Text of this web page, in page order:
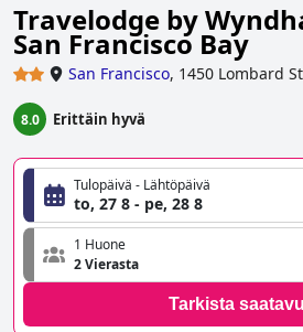
Travelodge by
San Francisco Bay
San Francisco, 1450 Lombard
8.0 Erittäin hyvä
Tulopäivä - Lähtöpäivä
to, 27 8 - pe, 28 8
1 Huone
2 Vierasta
Tarkista